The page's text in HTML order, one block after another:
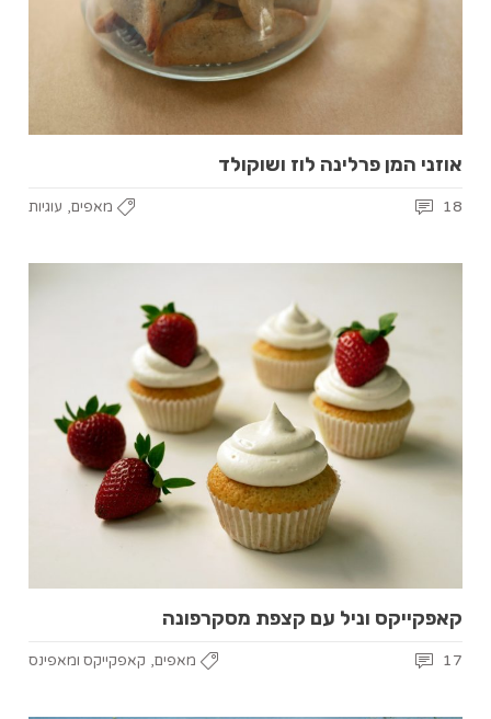
אוזני המן פרלינה לוז ושוקולד
מאפים, עוגיות 18
קאפקייקס וניל עם קצפת מסקרפונה
מאפים, קאפקייקס ומאפינס 17